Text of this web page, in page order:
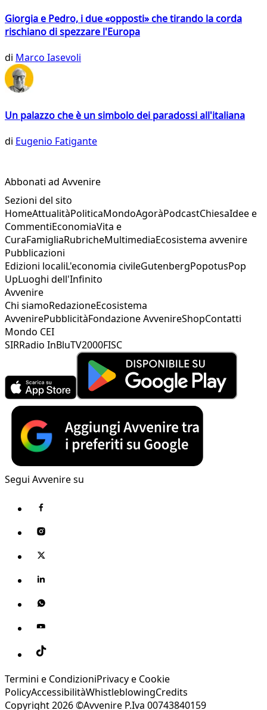
Giorgia e Pedro, i due «opposti» che tirando la corda
rischiano di spezzare l'Europa
di Marco Iasevoli
Un palazzo che è un simbolo dei paradossi all'italiana
di Eugenio Fatigante
Abbonati ad Avvenire
Sezioni del sito
HomeAttualitàPoliticaMondoAgoràPodcastChiesaIdee e
CommentiEconomiaVita e
CuraFamigliaRubricheMultimediaEcosistema avvenire
Pubblicazioni
Edizioni localiL'economia civileGutenbergPopotusPop
UpLuoghi dell'Infinito
Avvenire
Chi siamoRedazioneEcosistema
AvvenirePubblicitàFondazione AvvenireShopContatti
Mondo CEI
SIRRadio InBluTV2000FISC
Segui Avvenire su
Termini e CondizioniPrivacy e Cookie
PolicyAccessibilitàWhistleblowingCredits
Copyright 2026 ©Avvenire P.Iva 00743840159